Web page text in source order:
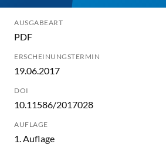
AUSGABEART
PDF
ERSCHEINUNGSTERMIN
19.06.2017
DOI
10.11586/2017028
AUFLAGE
1. Auflage